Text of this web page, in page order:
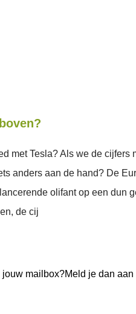
met Tesla? Als we de cijfers
anders aan de hand? De
olifant op een dun
de cij
mailbox?Meld je dan aan